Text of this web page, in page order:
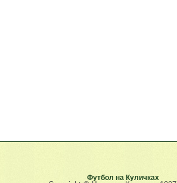
Футбол на Куличках